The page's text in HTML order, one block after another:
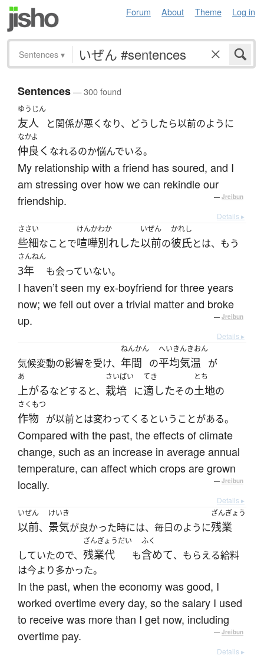
Forum About Theme Log in
Sentences ▾
Sentences— 300 found
ゆうじん
友人 と関係が悪くなり、どうしたら以前のように
なかよ
仲良く なれるのか悩んでいる。
My relationship with a friend has soured, and I
am stressing over how we can rekindle our
friendship.
— Jreibun
Details ▸
ささい
些細なことで
けんかわか
喧嘩別れした
いぜん
以前の
かれし
彼氏とは、もう
さんねん
3年 も会っていない。
I haven’t seen my ex-boyfriend for three years
now; we fell out over a trivial matter and broke
up.
— Jreibun
Details ▸
気候変動の影響を受け、
ねんかん
年間 の
へいきんきおん
平均気温 が
あ
上がるなどすると、
さいばい
栽培 に
てき
適したその
とち
土地の
さくもつ
作物 が以前とは変わってくるということがある。
Compared with the past, the effects of climate
change, such as an increase in average annual
temperature, can affect which crops are grown
locally.
— Jreibun
Details ▸
いぜん
以前、
けいき
景気が良かった時には、毎日のように
ざんぎょう
残業
していたので、
ざんぎょうだい
残業代 も
ふく
含めて、もらえる給料
は今より多かった。
In the past, when the economy was good, I
worked overtime every day, so the salary I used
to receive was more than I get now, including
overtime pay.
— Jreibun
Details ▸